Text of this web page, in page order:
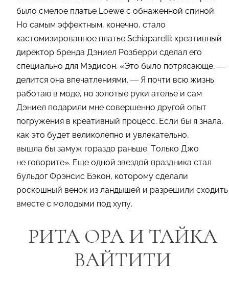
было смелое платье Loewe с обнаженной спиной.
Но самым эффектным, конечно, стало
кастомизированное платье Schiaparelli: креативный
директор бренда Дэниел Розберри сделал его
специально для Мэдисон. «Это было потрясающе, —
делится она впечатлениями. — Я почти всю жизнь
работаю в моде, но золотые руки ателье и сам
Дэниел подарили мне совершенно другой опыт
погружения в креативный процесс. Если бы я знала,
как это будет великолепно и увлекательно,
вышла бы замуж гораздо раньше. Только Джо
не говорите». Еще одной звездой праздника стал
бульдог Фрэнсис Бэкон, которому сделали
роскошный венок из ландышей и разрешили сходить
вместе с молодыми под хупу.
РИТА ОРА И ТАЙКА
ВАЙТИТИ